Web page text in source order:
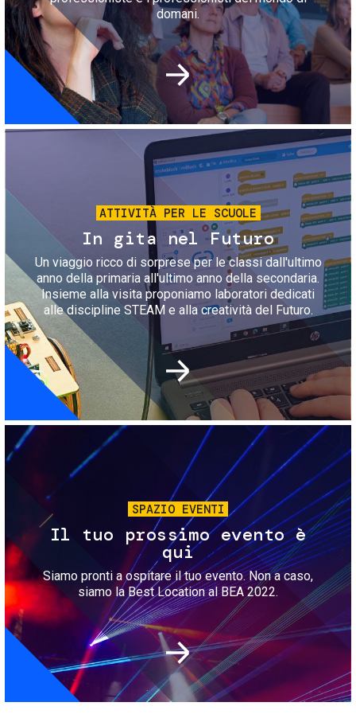
domani.
Immagine
ATTIVITÀ PER LE SCUOLE
In gita nel Futuro
Un viaggio ricco di sorprese per le classi dall'ultimo
anno della primaria all'ultimo anno della secondaria.
Insieme alla visita proponiamo laboratori dedicati
alle discipline STEAM e alla creatività del Futuro.
Immagine
SPAZIO EVENTI
Il tuo prossimo evento è
qui
Siamo pronti a ospitare il tuo evento. Non a caso,
siamo la Best Location al BEA 2022.